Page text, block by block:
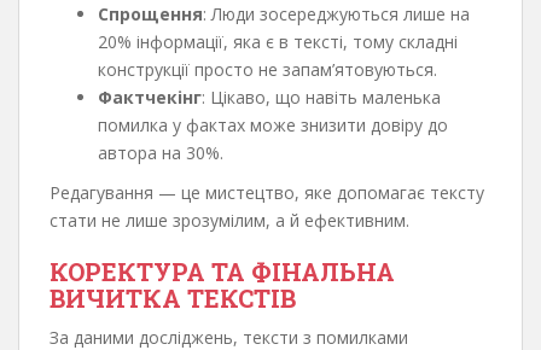
Спрощення: Люди зосереджуються лише на
20% інформації, яка є в тексті, тому складні
конструкції просто не запам’ятовуються.
Фактчекінг: Цікаво, що навіть маленька
помилка у фактах може знизити довіру до
автора на 30%.
Редагування — це мистецтво, яке допомагає тексту
стати не лише зрозумілим, а й ефективним.
КОРЕКТУРА ТА ФІНАЛЬНА
ВИЧИТКА ТЕКСТІВ
За даними досліджень, тексти з помилками